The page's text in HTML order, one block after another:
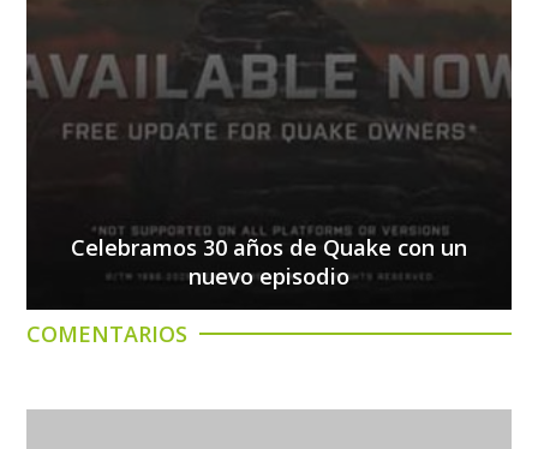
Celebramos 30 años de Quake con un
nuevo episodio
COMENTARIOS